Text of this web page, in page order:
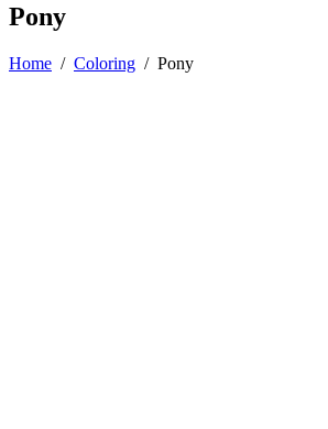
Pony
Home / Coloring / Pony